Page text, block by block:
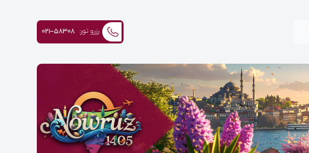
رزرو تور: ۰۲۱-58308